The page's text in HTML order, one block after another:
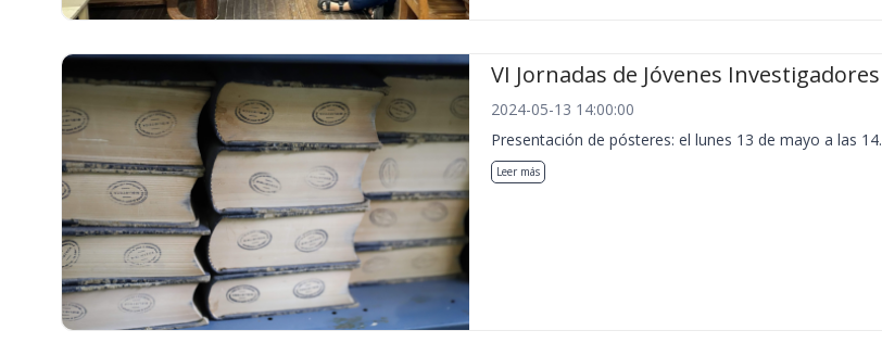
VI Jornadas de Jóvenes Investigadores
2024-05-13 14:00:00
Presentación de pósteres: el lunes 13 de mayo a las 14.
Leer más